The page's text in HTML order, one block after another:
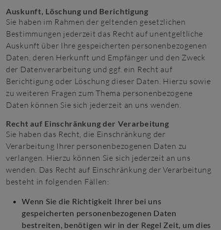
Auskunft, Löschung und Berichtigung
Sie haben im Rahmen der geltenden gesetzlichen
Bestimmungen jederzeit das Recht auf unentgeltliche
Auskunft über Ihre gespeicherten personenbezogenen
Daten, deren Herkunft und Empfänger und den Zweck
der Datenverarbeitung und ggf. ein Recht auf
Berichtigung oder Löschung dieser Daten. Hierzu sowie
zu weiteren Fragen zum Thema personenbezogene
Daten können Sie sich jederzeit an uns wenden.
Recht auf Einschränkung der Verarbeitung
Sie haben das Recht, die Einschränkung der
Verarbeitung Ihrer personenbezogenen Daten zu
verlangen. Hierzu können Sie sich jederzeit an uns
wenden. Das Recht auf Einschränkung der Verarbeitung
besteht in folgenden Fällen:
Wenn Sie die Richtigkeit Ihrer bei uns
gespeicherten personenbezogenen Daten
bestreiten, benötigen wir in der Regel Zeit, um dies